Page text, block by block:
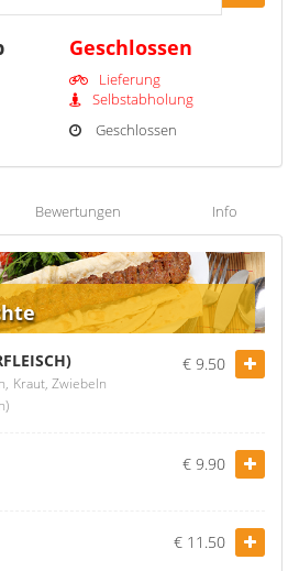
Geschlossen
Lieferung
Selbstabholung
Geschlossen
Bewertungen Info
Kraut, Zwiebeln
€ 9.50
€ 9.90
€ 11.50